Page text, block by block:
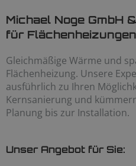
Michael Noge GmbH
für Flächenheizungen
Gleichmäßige Wärme und
Flächenheizung. Unsere
ausführlich zu Ihren
Kernsanierung und
Planung bis zur Installation.
Unser Angebot für Sie: